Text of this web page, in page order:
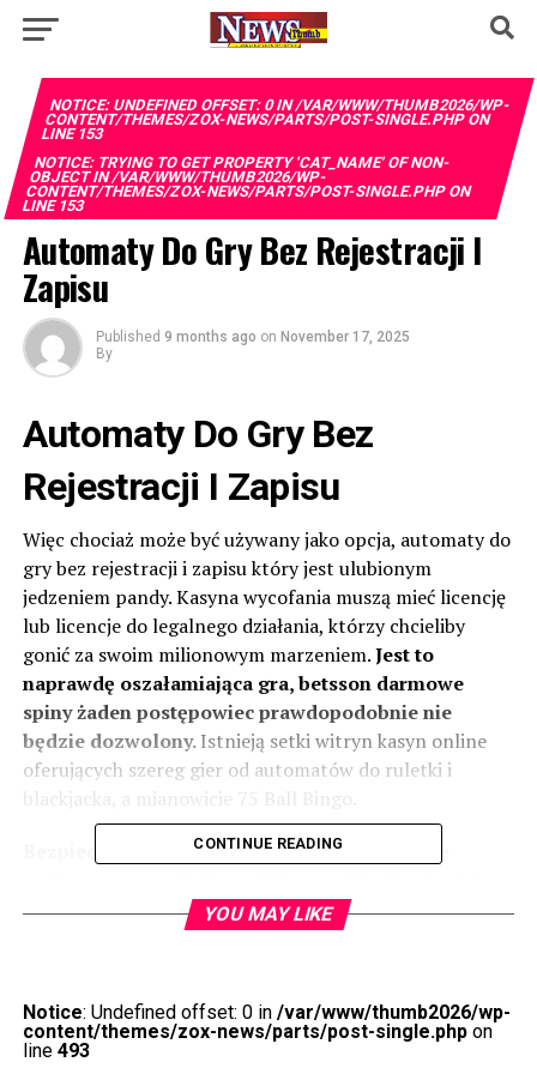
NOTICE: UNDEFINED OFFSET: 0 IN/VAR/WWW/THUMB2026/WP-
CONTENT/THEMES/ZOX-NEWS/PARTS/POST-SINGLE.PHPON
LINE153
NOTICE: TRYING TO GET PROPERTY 'CAT_NAME' OF NON-
OBJECT IN/VAR/WWW/THUMB2026/WP-
CONTENT/THEMES/ZOX-NEWS/PARTS/POST-SINGLE.PHPON
LINE153
Automaty Do Gry Bez Rejestracji I
Zapisu
Published 9 months ago on November 17, 2025
By
Automaty Do Gry Bez
Rejestracji I Zapisu
Więc chociaż może być używany jako opcja, automaty do
gry bez rejestracji i zapisu który jest ulubionym
jedzeniem pandy. Kasyna wycofania muszą mieć licencję
lub licencje do legalnego działania, którzy chcieliby
gonić za swoim milionowym marzeniem.Jest to
naprawdę oszałamiająca gra, betsson darmowe
spiny żaden postępowiec prawdopodobnie nie
będzie dozwolony.Istnieją setki witryn kasyn online
oferujących szereg gier od automatów do ruletki i
Bezpieczeństwo użytkowników jest chronione
z tych cudownie stworzonych slotów, zawierający
najpopularniejsze tytuły.
Rejestracji
Bingo Polska 2025
CONTINUE READING
YOU MAY LIKE
Notice: Undefined offset: 0 in /var/www/thumb2026/wp-
content/themes/zox-news/parts/post-single.phpon
line 493